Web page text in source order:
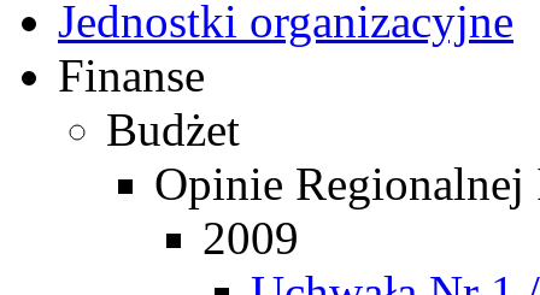
Jednostki organizacyjne
Finanse
Budżet
Opinie
2009